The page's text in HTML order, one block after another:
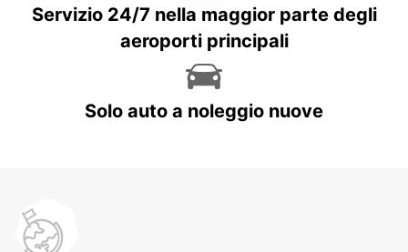
Servizio 24/7 nella maggior parte degli
aeroporti principali
Solo auto a noleggio nuove